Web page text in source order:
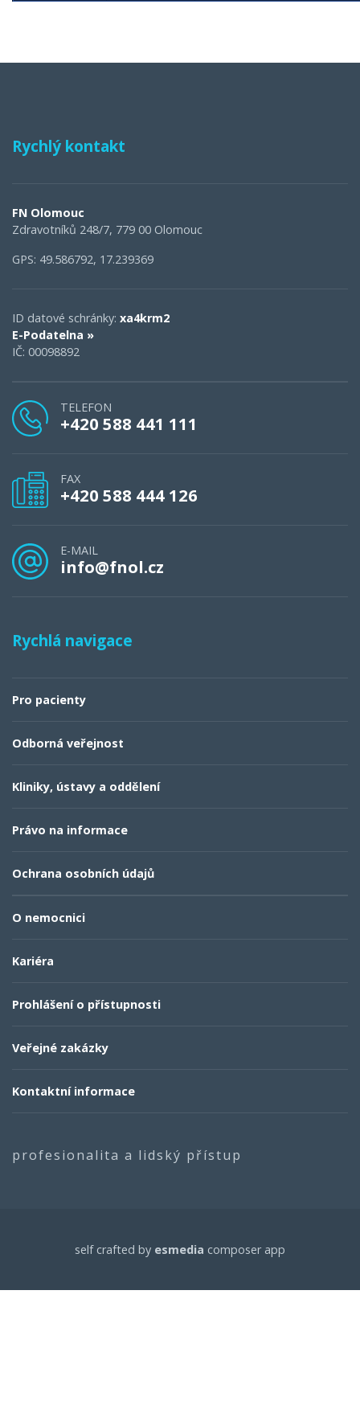
Rychlý kontakt
FN Olomouc
Zdravotníků 248/7, 779 00 Olomouc
GPS: 49.586792, 17.239369
ID datové schránky: xa4krm2
E-Podatelna »
IČ: 00098892
TELEFON
+420 588 441 111
FAX
+420 588 444 126
E-MAIL
info@fnol.cz
Rychlá navigace
Pro pacienty
Odborná veřejnost
Kliniky, ústavy a oddělení
Právo na informace
Ochrana osobních údajů
O nemocnici
Kariéra
Prohlášení o přístupnosti
Veřejné zakázky
Kontaktní informace
profesionalita a lidský přístup
self crafted by esmedia composer app